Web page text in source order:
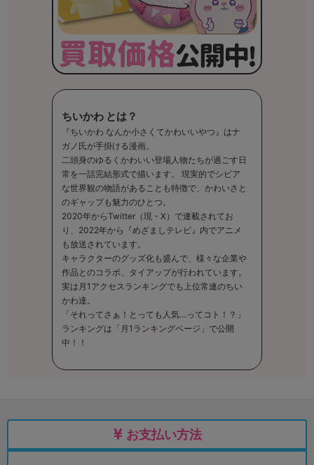
ちいかわ とは？
『ちいかわ なんか小さくてかわいいやつ』はナ
ガノ氏が手掛ける漫画。
二頭身のゆるくかわいい登場人物たちが過ごす日
常を一話完結形式で描います。 現実的でシビア
な世界観の物語があることも特徴で、かわいさと
のギャップも魅力のひとつ。
2020年からTwitter（現・X）で連載されてお
り、2022年から『めざましテレビ』内でアニメ
も放送されています。
キャラクターのグッズ化も盛んで、様々な企業や
作品とのコラボ、タイアップが行われています。
実は月1アクセスランキングでも上位常連のちい
かわ達。
「それってさぁ！とっても人気…ってコト！？」
ランキングは 「月1ランキングページ」 で公開
中！！
お支払い方法